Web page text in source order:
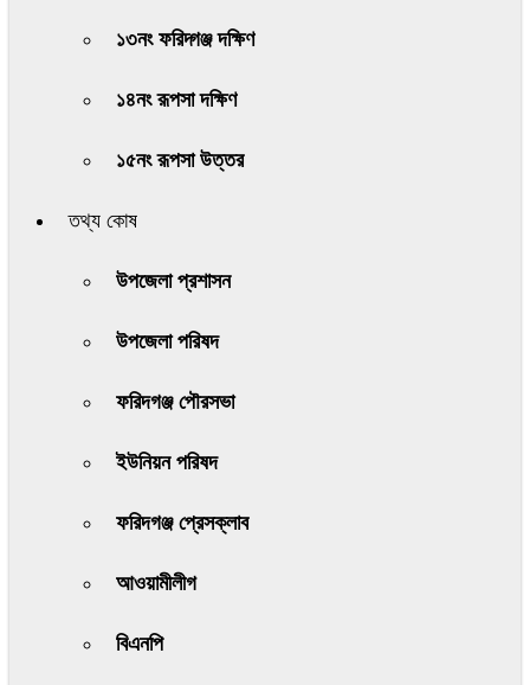
১৩নং ফরিদ্গঞ্জ দক্ষিণ
১৪নং রূপসা দক্ষিণ
১৫নং রূপসা উত্তর
তথ্য কোষ
উপজেলা প্রশাসন
উপজেলা পরিষদ
ফরিদগঞ্জ পৌরসভা
ইউনিয়ন পরিষদ
ফরিদগঞ্জ প্রেসক্লাব
আওয়ামীলীগ
বিএনপি